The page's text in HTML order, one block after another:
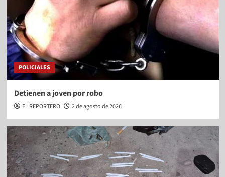
POLICIALES
Detienen a joven por robo
EL REPORTERO 2 de agosto de 2026